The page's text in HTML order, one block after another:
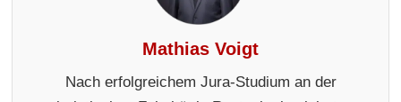
Mathias Voigt
Nach erfolgreichem Jura-Studium an der